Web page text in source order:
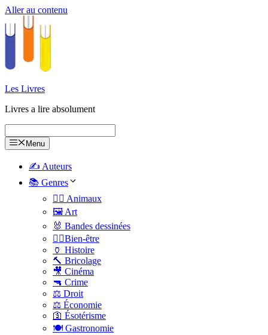
Aller au contenu
Les Livres
Livres a lire absolument
Menu
✍️ Auteurs
📚 Genres
🐕‍🦺 Animaux
🖼️ Art
🐰 Bandes dessinées
🧑‍⚕️Bien-être
🏺 Histoire
🔨 Bricolage
🎥 Cinéma
🔫 Crime
⚖️ Droit
⚖️ Économie
🛐 Ésotérisme
🍽️ Gastronomie